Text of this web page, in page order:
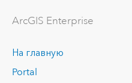
ArcGIS Enterprise
На главную
Portal